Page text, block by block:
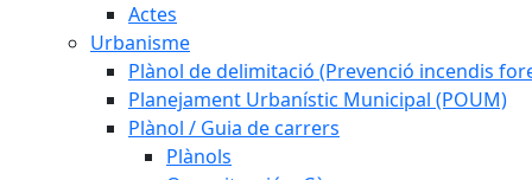
Actes
Urbanisme
Plànol de delimitació (Prevenció incendis
Planejament Urbanístic Municipal (POUM)
Plànol / Guia de carrers
Plànols